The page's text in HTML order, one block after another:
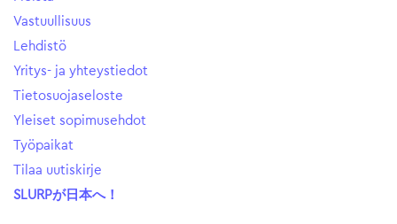
Vastuullisuus
Lehdistö
Yritys- ja yhteystiedot
Tietosuojaseloste
Yleiset sopimusehdot
Työpaikat
Tilaa uutiskirje
SLURPが日本へ！